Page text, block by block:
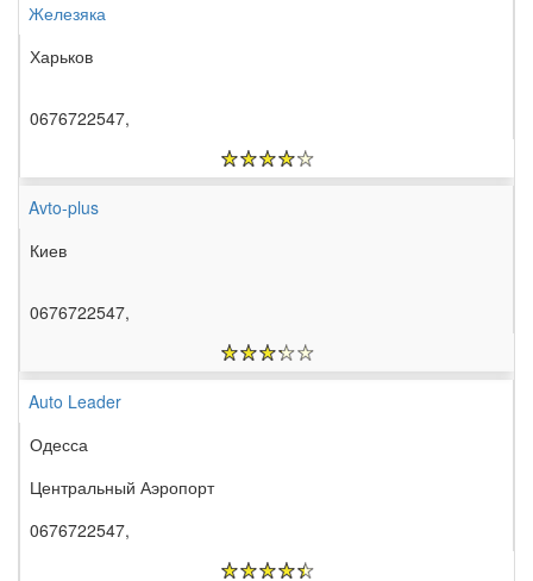
Железяка
Харьков
0676722547,
Avto-plus
Киев
0676722547,
Auto Leader
Одесса
Центральный Аэропорт
0676722547,